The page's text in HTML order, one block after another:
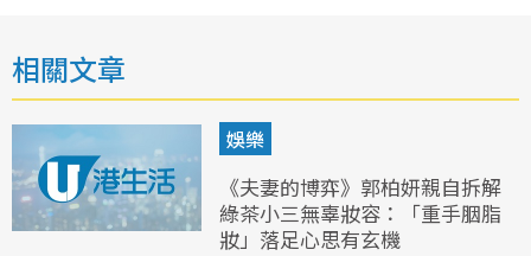
相關文章
娛樂
《夫妻的博弈》郭柏妍親自拆解
綠茶小三無辜妝容：「重手胭脂
妝」落足心思有玄機